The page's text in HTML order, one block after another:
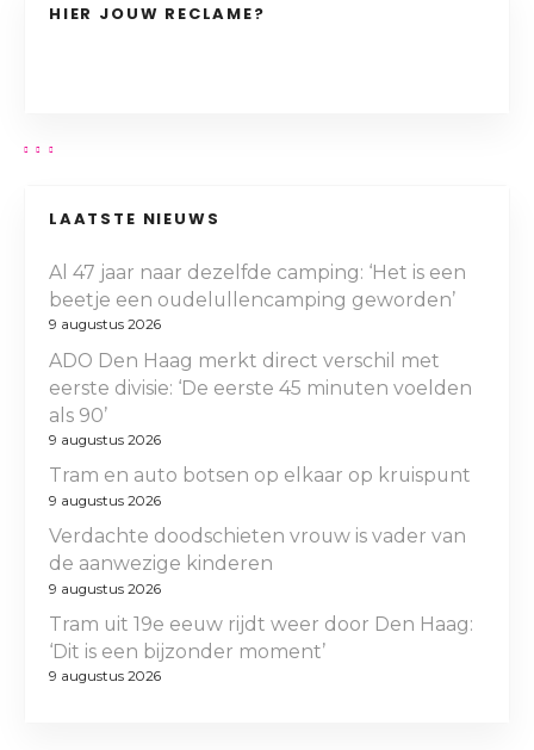
HIER JOUW RECLAME?
LAATSTE NIEUWS
Al 47 jaar naar dezelfde camping: ‘Het is een
beetje een oudelullencamping geworden’
9 augustus 2026
ADO Den Haag merkt direct verschil met
eerste divisie: ‘De eerste 45 minuten voelden
als 90’
9 augustus 2026
Tram en auto botsen op elkaar op kruispunt
9 augustus 2026
Verdachte doodschieten vrouw is vader van
de aanwezige kinderen
9 augustus 2026
Tram uit 19e eeuw rijdt weer door Den Haag:
‘Dit is een bijzonder moment’
9 augustus 2026